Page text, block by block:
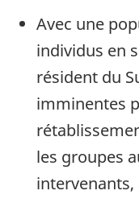
Avec une
individus en
résident du
imminentes
les groupes